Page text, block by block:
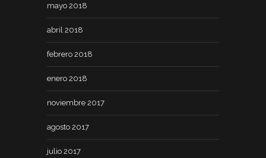
mayo 2018
abril 2018
febrero 2018
enero 2018
noviembre 2017
agosto 2017
julio 2017